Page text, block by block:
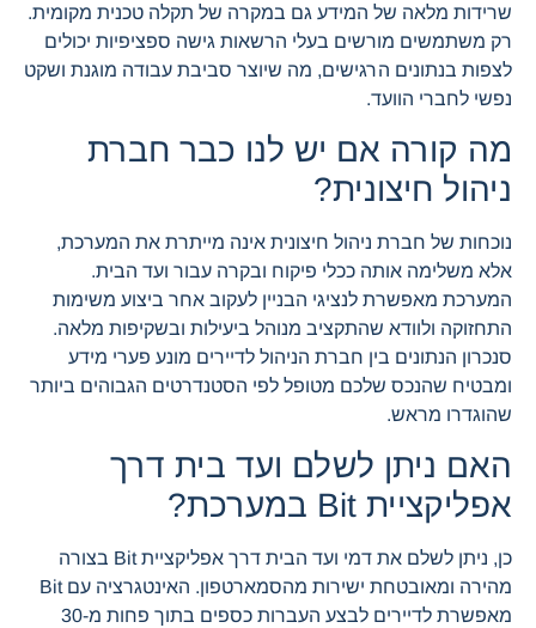
שרידות מלאה של המידע גם במקרה של תקלה טכנית מקומית.
רק משתמשים מורשים בעלי הרשאות גישה ספציפיות יכולים
לצפות בנתונים הרגישים, מה שיוצר סביבת עבודה מוגנת ושקט
נפשי לחברי הוועד.
מה קורה אם יש לנו כבר חברת
ניהול חיצונית?
נוכחות של חברת ניהול חיצונית אינה מייתרת את המערכת,
אלא משלימה אותה ככלי פיקוח ובקרה עבור ועד הבית.
המערכת מאפשרת לנציגי הבניין לעקוב אחר ביצוע משימות
התחזוקה ולוודא שהתקציב מנוהל ביעילות ובשקיפות מלאה.
סנכרון הנתונים בין חברת הניהול לדיירים מונע פערי מידע
ומבטיח שהנכס שלכם מטופל לפי הסטנדרטים הגבוהים ביותר
שהוגדרו מראש.
האם ניתן לשלם ועד בית דרך
אפליקציית Bit במערכת?
כן, ניתן לשלם את דמי ועד הבית דרך אפליקציית Bit בצורה
מהירה ומאובטחת ישירות מהסמארטפון. האינטגרציה עם Bit
מאפשרת לדיירים לבצע העברות כספים בתוך פחות מ-30